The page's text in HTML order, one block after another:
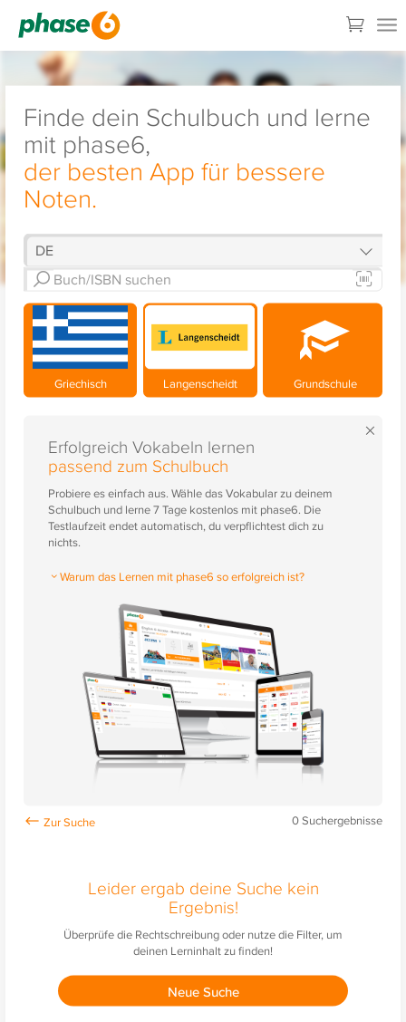
Finde dein Schulbuch und lerne
mit phase6,
der besten App für bessere
Noten.
Griechisch Langenscheidt Grundschule
×
Erfolgreich Vokabeln lernen
passend zum Schulbuch
Probiere es einfach aus. Wähle das Vokabular zu deinem
Schulbuch und lerne 7 Tage kostenlos mit phase6. Die
Testlaufzeit endet automatisch, du verpflichtest dich zu
nichts.
Warum das Lernen mit phase6 so erfolgreich ist?
0Suchergebnisse
Leider ergab deine Suche kein
Ergebnis!
Überprüfe die Rechtschreibung oder nutze die Filter, um
deinen Lerninhalt zu finden!
Neue Suche